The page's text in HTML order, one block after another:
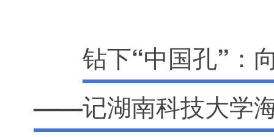
钻下“中国孔”：
——记湖南科技大学